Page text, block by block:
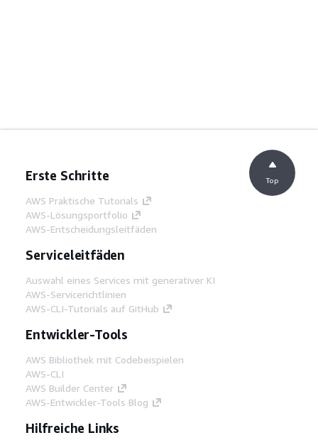
Erste Schritte
AWS Praktische Tutorials
AWS-Lösungsportfolio
AWS-Entscheidungsleitfäden
Serviceleitfäden
Auswahl eines Services mit generativer KI
AWS-Servicerichtlinien
AWS-CLI-Tutorials auf GitHub
Entwickler-Tools
AWS Bibliothek mit Codebeispielen
AWS-CLI
AWS Builder Center
AWS-Entwickler-Tools Blog
Hilfreiche Links
Top